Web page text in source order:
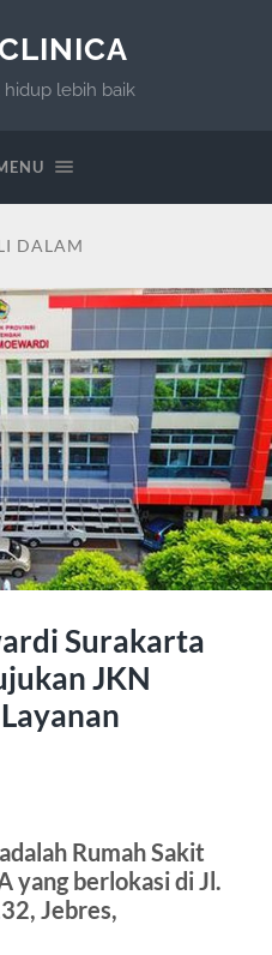
hidup lebih baik
DALAM
Surakarta
JKN
Rumah Sakit
yang berlokasi di Jl.
Jebres,